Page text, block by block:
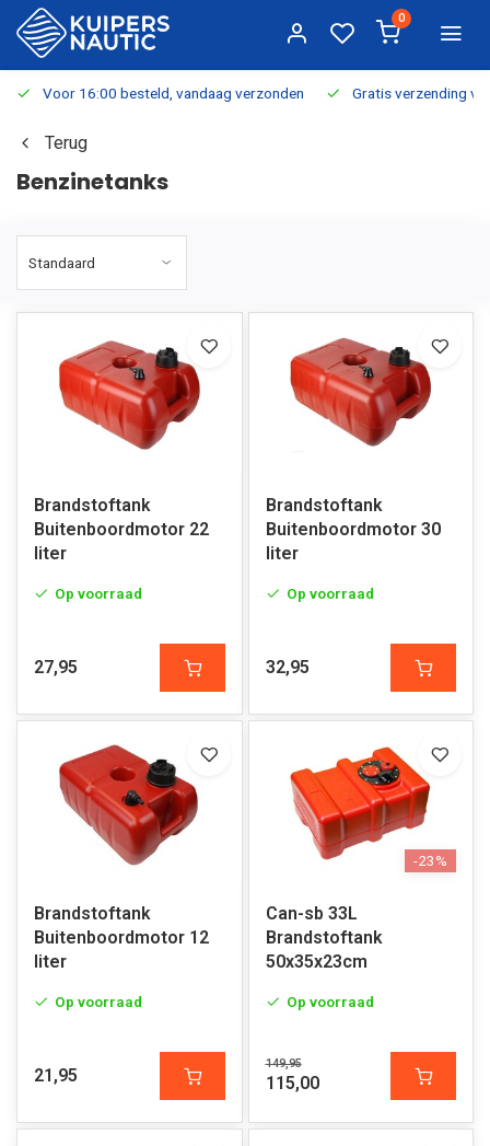
0
Voor 16:00 besteld, vandaag verzonden Gratis verzending
Terug
Benzinetanks
Brandstoftank
Buitenboordmotor 22
liter
Op voorraad
27,95
Brandstoftank
Buitenboordmotor 30
liter
Op voorraad
32,95
Brandstoftank
Buitenboordmotor 12
liter
Op voorraad
21,95
-23%
Can-sb 33L
Brandstoftank
50x35x23cm
Op voorraad
149,95
115,00